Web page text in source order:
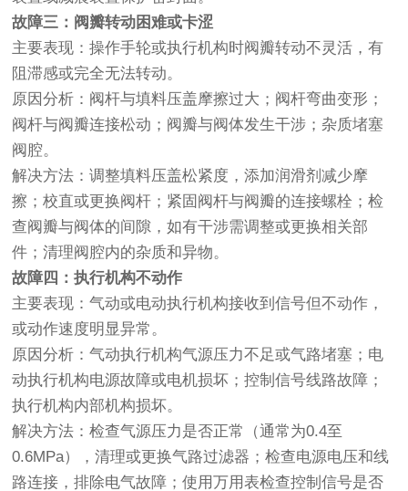
故障三：阀瓣转动困难或卡涩
主要表现：操作手轮或执行机构时阀瓣转动不灵活，有
阻滞感或完全无法转动。
原因分析：阀杆与填料压盖摩擦过大；阀杆弯曲变形；
阀杆与阀瓣连接松动；阀瓣与阀体发生干涉；杂质堵塞
阀腔。
解决方法：调整填料压盖松紧度，添加润滑剂减少摩
擦；校直或更换阀杆；紧固阀杆与阀瓣的连接螺栓；检
查阀瓣与阀体的间隙，如有干涉需调整或更换相关部
件；清理阀腔内的杂质和异物。
故障四：执行机构不动作
主要表现：气动或电动执行机构接收到信号但不动作，
或动作速度明显异常。
原因分析：气动执行机构气源压力不足或气路堵塞；电
动执行机构电源故障或电机损坏；控制信号线路故障；
执行机构内部机构损坏。
解决方法：检查气源压力是否正常（通常为0.4至
0.6MPa），清理或更换气路过滤器；检查电源电压和线
路连接，排除电气故障；使用万用表检查控制信号是否